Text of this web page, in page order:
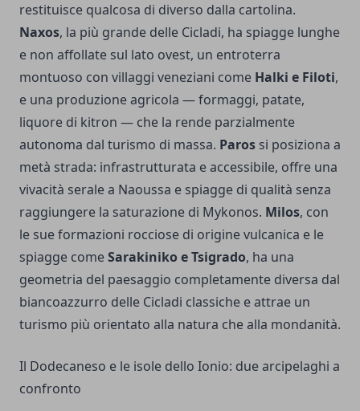
restituisce qualcosa di diverso dalla cartolina.
Naxos, la più grande delle Cicladi, ha spiagge lunghe
e non affollate sul lato ovest, un entroterra
montuoso con villaggi veneziani come Halki e Filoti,
e una produzione agricola — formaggi, patate,
liquore di kitron — che la rende parzialmente
autonoma dal turismo di massa. Paros si posiziona a
metà strada: infrastrutturata e accessibile, offre una
vivacità serale a Naoussa e spiagge di qualità senza
raggiungere la saturazione di Mykonos. Milos, con
le sue formazioni rocciose di origine vulcanica e le
spiagge comeSarakiniko e Tsigrado, ha una
geometria del paesaggio completamente diversa dal
biancoazzurro delle Cicladi classiche e attrae un
turismo più orientato alla natura che alla mondanità.
Il Dodecaneso e le isole dello Ionio: due arcipelaghi a
confronto